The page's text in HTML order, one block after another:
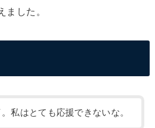
ました。
私はとても応援できないな。